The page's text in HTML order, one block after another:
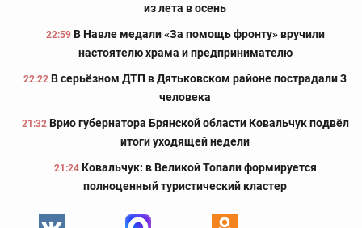
из лета в осень
22:59 В Навле медали «За помощь фронту» вручили
настоятелю храма и предпринимателю
22:22 В серьёзном ДТП в Дятьковском районе пострадали 3
человека
21:32 Врио губернатора Брянской области Ковальчук подвёл
итоги уходящей недели
21:24 Ковальчук: в Великой Топали формируется
полноценный туристический кластер